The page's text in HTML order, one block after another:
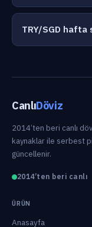
TRY/SGD hafta
CanlıDöviz
2014’ten beri canlı
kaynaklar ile serbest
güncellenir.
2014’ten beri canlı
ÜRÜN
Anasayfa